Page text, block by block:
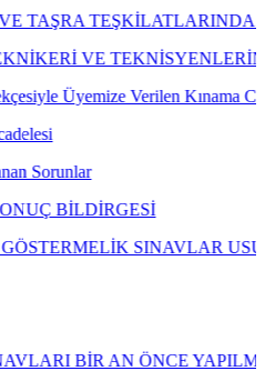
ÇALIŞAN
Kınama Cezasının İptali
SINAVLAR USULÜNE
ÖNCE YAPILMALIDIR!